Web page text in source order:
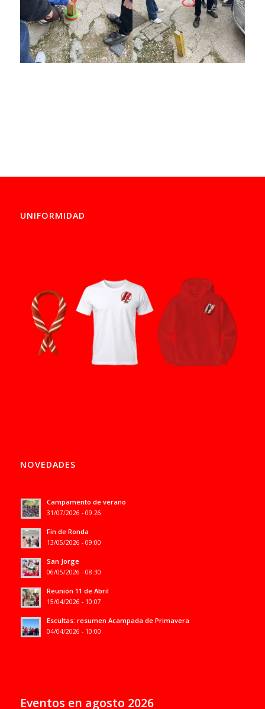
UNIFORMIDAD
NOVEDADES
Campamento de verano
31/07/2026 - 09:26
Fin de Ronda
13/05/2026 - 09:00
San Jorge
06/05/2026 - 08:30
Reunión 11 de Abril
15/04/2026 - 10:07
Escultas: resumen Acampada de Primavera
04/04/2026 - 10:00
Eventos en agosto 2026